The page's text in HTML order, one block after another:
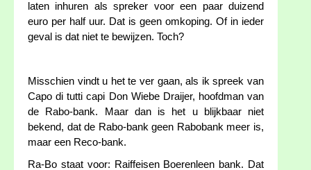
laten inhuren als spreker voor een paar duizend
euro per half uur. Dat is geen omkoping. Of in ieder
geval is dat niet te bewijzen. Toch?
Misschien vindt u het te ver gaan, als ik spreek van
Capo di tutti capi Don Wiebe Draijer, hoofdman van
de Rabo-bank. Maar dan is het u blijkbaar niet
bekend, dat de Rabo-bank geen Rabobank meer is,
maar een Reco-bank.
Ra-Bo staat voor: Raiffeisen Boerenleen bank. Dat